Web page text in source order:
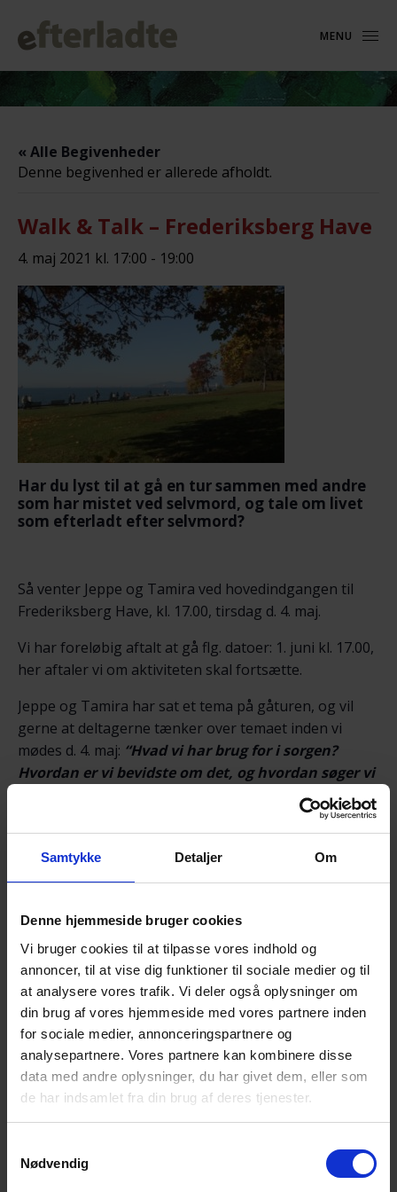
Samtykke Detaljer Om
Denne hjemmeside bruger cookies
Vi bruger cookies til at tilpasse vores indhold og
annoncer, til at vise dig funktioner til sociale medier og til
at analysere vores trafik. Vi deler også oplysninger om
din brug af vores hjemmeside med vores partnere inden
for sociale medier, annonceringspartnere og
analysepartnere. Vores partnere kan kombinere disse
data med andre oplysninger, du har givet dem, eller som
de har indsamlet fra din brug af deres tjenester.
Nødvendig
MENU
« Alle Begivenheder
Denne begivenhed er allerede afholdt.
Walk & Talk – Frederiksberg Have
4. maj 2021 kl. 17:00 - 19:00
Har du lyst til at gå en tur sammen med andre
som har mistet ved selvmord, og tale om livet
som efterladt efter selvmord?
Så venter Jeppe og Tamira ved hovedindgangen til
Frederiksberg Have, kl. 17.00, tirsdag d. 4. maj.
Vi har foreløbig aftalt at gå flg. datoer: 1. juni kl. 17.00,
her aftaler vi om aktiviteten skal fortsætte.
Jeppe og Tamira har sat et tema på gåturen, og vil
gerne at deltagerne tænker over temaet inden vi
mødes d. 4. maj: “Hvad vi har brug for i sorgen?
Hvordan er vi bevidste om det, og hvordan søger vi
Gåturen sammen giver god mulighed for et varmt,
uformelt samvær i et fællesskab, hvor selvmord ikke
Vi forventer at gå i 1 ½ – 2 timer, og vi går også tur
selvom det regner og blæser.
Alle er velkomne!
Du må gerne tage en ven med, hvis du har behov for
det.
Det der tales om er i fortrolighed mellem deltagerne.